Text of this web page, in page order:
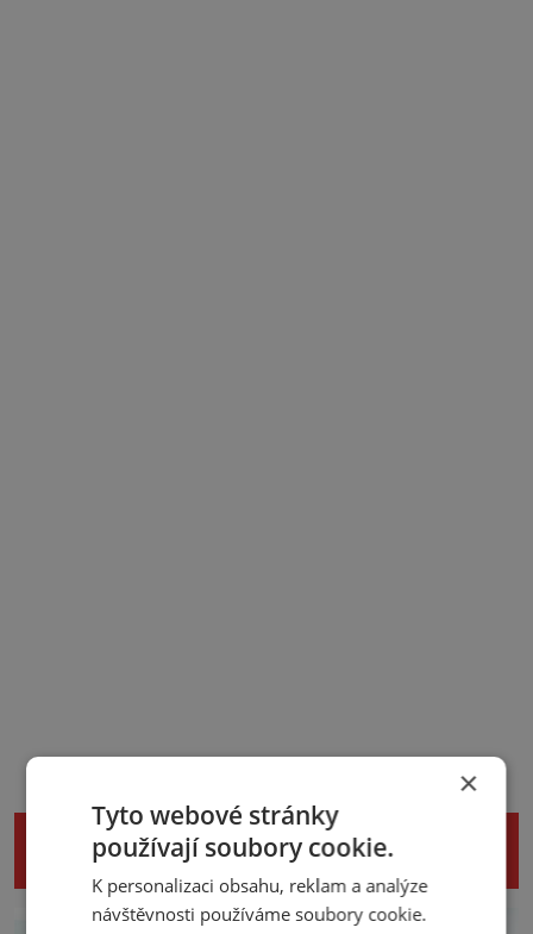
NENECHTE SI UJÍT DALŠÍ ZAJÍMAVÉ
ČLÁNKY
×
Tyto webové stránky
používají soubory cookie.
K personalizaci obsahu, reklam a analýze
návštěvnosti používáme soubory cookie.